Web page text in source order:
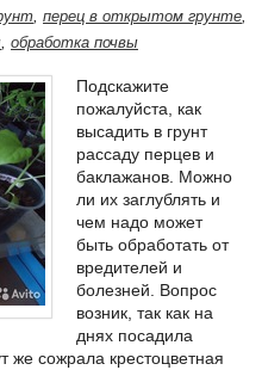
, перец в открытом грунте,
, обработка почвы
Подскажите
пожалуйста, как
высадить в грунт
рассаду перцев и
баклажанов. Можно
ли их заглублять и
чем надо может
быть обработать от
вредителей и
болезней. Вопрос
возник, так как на
днях посадила
же сожрала крестоцветная